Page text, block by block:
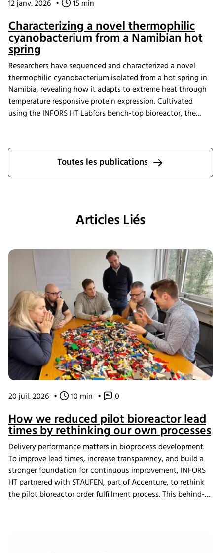
12 janv. 2026 • 15 min
Characterizing a novel thermophilic
cyanobacterium from a Namibian hot
spring
Researchers have sequenced and characterized a novel
thermophilic cyanobacterium isolated from a hot spring in
Namibia, revealing how it adapts to extreme heat through
temperature responsive protein expression. Cultivated
using the INFORS HT Labfors bench-top bioreactor, the
genomic and proteomic features linked to thermotolerance.
These findings expand our understanding of extremophile
adaptation and highlight promising targets for future
Toutes les publications
Articles Liés
20 juil. 2026 • 10 min • 0
How we reduced pilot bioreactor lead
times by rethinking our own processes
Delivery performance matters in bioprocess development.
To improve lead times, increase transparency, and build a
stronger foundation for continuous improvement, INFORS
HT partnered with STAUFEN, part of Accenture, to rethink
the pilot bioreactor order fulfillment process. This behind-